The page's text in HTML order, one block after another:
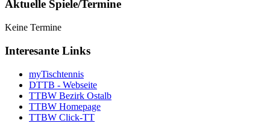
Aktuelle Spiele/Termine
Keine Termine
Interesante Links
myTischtennis
DTTB - Webseite
TTBW Bezirk Ostalb
TTBW Homepage
TTBW Click-TT